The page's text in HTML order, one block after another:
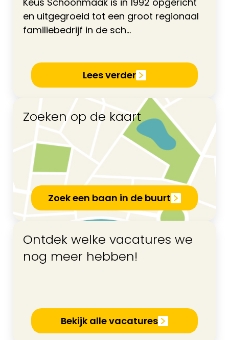
en uitgegroeid tot een groot regionaal
familiebedrijf in de sch...
Lees verder
Zoeken op de kaart
Zoek een baan in de buurt
Ontdek welke vacatures we
nog meer hebben!
Bekijk alle vacatures